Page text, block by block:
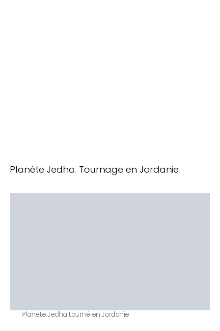
Planète Jedha. Tournage en Jordanie
Planète Jedha tourné en Jordanie